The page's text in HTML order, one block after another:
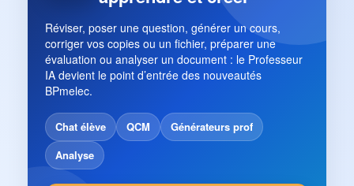
Réviser, poser une question, générer un cours,
corriger vos copies ou un fichier, préparer une
évaluation ou analyser un document : le Professeur
IA devient le point d’entrée des nouveautés
BPmelec.
Chat élève QCM
Générateurs prof
Analyse